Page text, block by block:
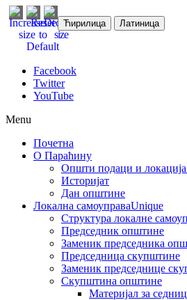
Ћирилица Латиница
Facebook
Twitter
YouTube
Menu
Почетна
О Параћину
Општи подаци и локација
Историјат
Дан општине
Локална самоуправаUnique
Структура локалне
Председник општине
Заменик председника
Председница скупштине
Заменик председнице
Скупштина општине
Материјал за